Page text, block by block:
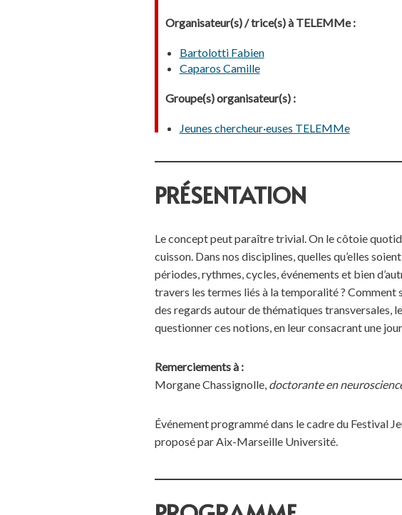
Organisateur(s) / trice(s) à TELEMMe :
Bartolotti Fabien
Caparos Camille
Groupe(s) organisateur(s) :
Jeunes chercheur·euses TELEMMe
PRÉSENTATION
Le concept peut paraître trivial. On le côtoie
cuisson. Dans nos disciplines, quelles qu’elles
périodes, rythmes, cycles, événements et bien
travers les termes liés à la temporalité ? Comment
des regards autour de thématiques transversales,
questionner ces notions, en leur consacrant une
Remerciements à :
Morgane Chassignolle, doctorante en
Événement programmé dans le cadre du Festival
proposé par Aix-Marseille Université.